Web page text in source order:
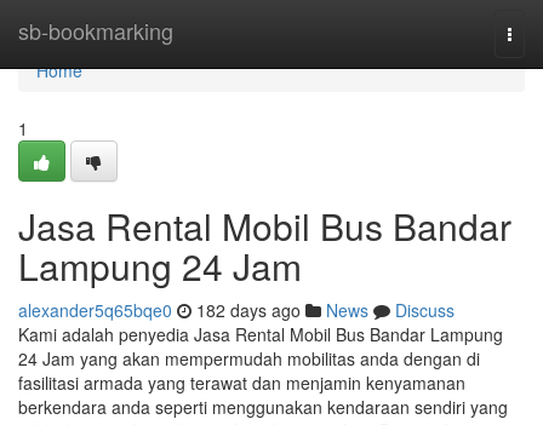
sb-bookmarking
Home
Home
1
Jasa Rental Mobil Bus Bandar
Lampung 24 Jam
alexander5q65bqe0 182 days ago News
Discuss
Kami adalah penyedia Jasa Rental Mobil Bus Bandar Lampung
24 Jam yang akan mempermudah mobilitas anda dengan di
fasilitasi armada yang terawat dan menjamin kenyamanan
berkendara anda seperti menggunakan kendaraan sendiri yang